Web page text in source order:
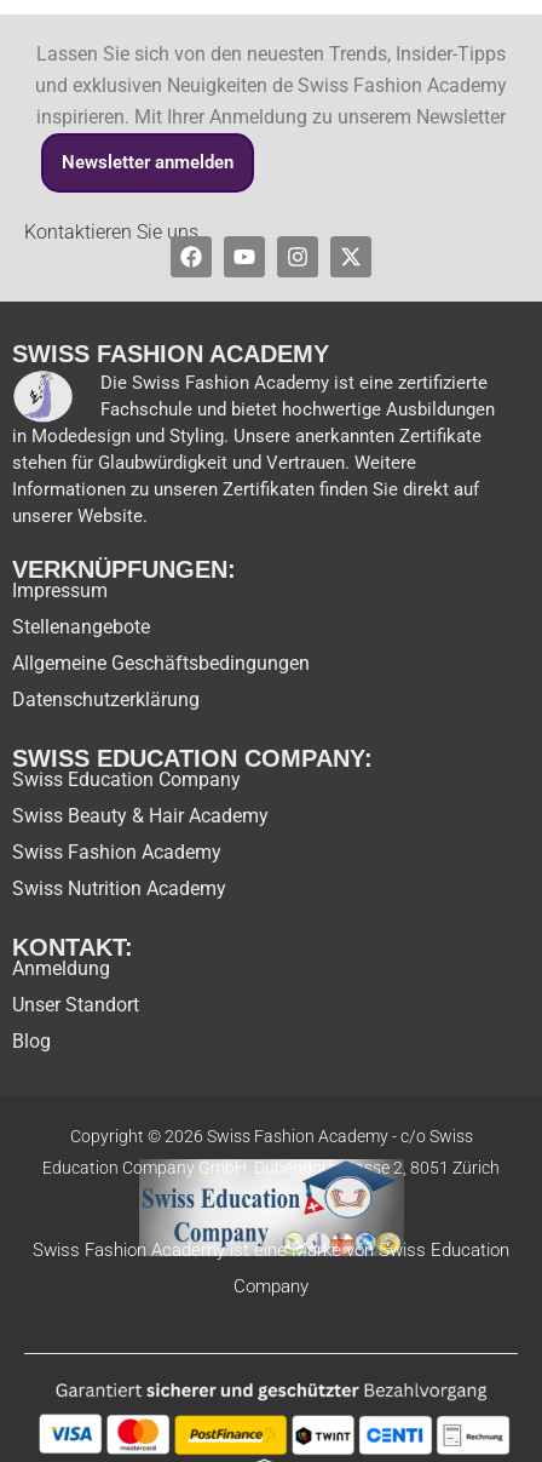
Lassen Sie sich von den neuesten Trends, Insider-Tipps
und exklusiven Neuigkeiten de Swiss Fashion Academy
inspirieren. Mit Ihrer Anmeldung zu unserem Newsletter
Newsletter anmelden
Kontaktieren Sie uns
FacebookYoutubeInstagram
X-
twitter
SWISS FASHION ACADEMY
Die Swiss Fashion Academy ist eine zertifizierte
Fachschule und bietet hochwertige Ausbildungen
in Modedesign und Styling. Unsere anerkannten Zertifikate
stehen für Glaubwürdigkeit und Vertrauen. Weitere
Informationen zu unseren Zertifikaten finden Sie direkt auf
unserer Website.
VERKNÜPFUNGEN:
Impressum
Stellenangebote
Allgemeine Geschäftsbedingungen
Datenschutzerklärung
SWISS EDUCATION COMPANY:
Swiss Education Company
Swiss Beauty & Hair Academy
Swiss Fashion Academy
Swiss Nutrition Academy
KONTAKT:
Anmeldung
Unser Standort
Blog
Copyright © 2026 Swiss Fashion Academy -c/o Swiss
Education Company GmbH, Dübendorfstrasse 2, 8051 Zürich
Swiss Fashion Academy ist eine Marke von Swiss Education
Company